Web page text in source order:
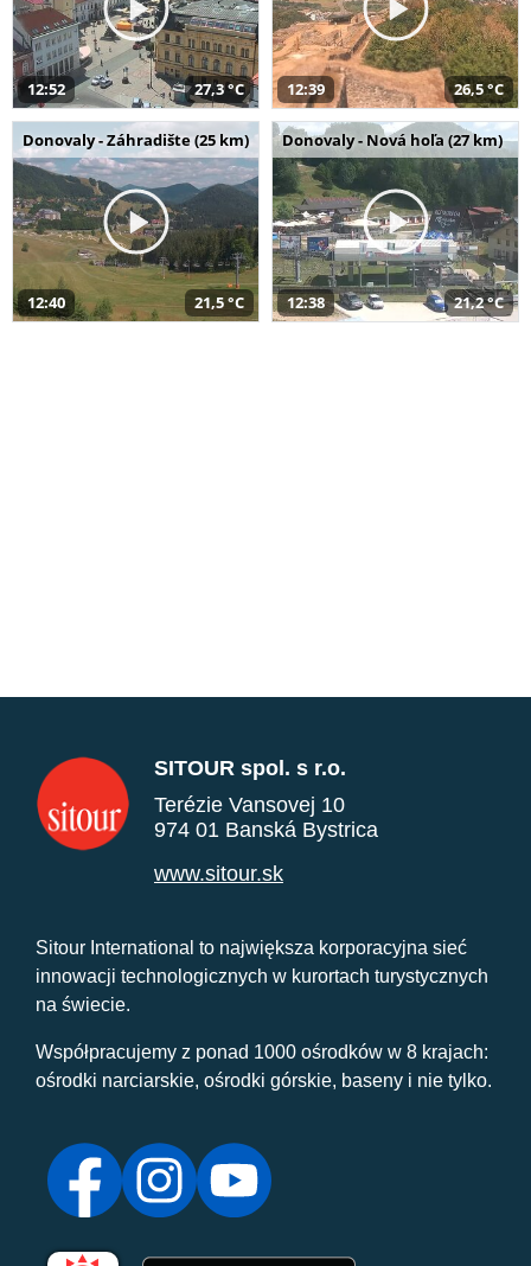
12:52 27,3 °C 12:39 26,5 °C
Donovaly - Záhradište (25 km)
12:40 21,5 °C
Donovaly - Nová hoľa (27 km)
12:38 21,2 °C
SITOUR spol. s r.o.
Terézie Vansovej 10
974 01 Banská Bystrica
www.sitour.sk
Sitour International to największa korporacyjna sieć
innowacji technologicznych w kurortach turystycznych
na świecie.
Współpracujemy z ponad 1000 ośrodków w 8 krajach:
ośrodki narciarskie, ośrodki górskie, baseny i nie tylko.